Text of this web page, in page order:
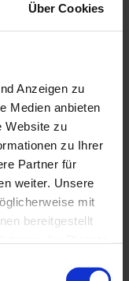
Über Cookies
Anzeigen zu
Medien anbieten
Website zu
zu Ihrer
Partner für
weiter. Unsere
mit
bereitgestellt
auf Ihre
ob
Denn in
als
Finanzamt